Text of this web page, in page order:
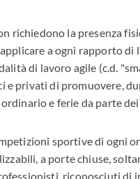
richiedono la presenza
a ogni rapporto
di lavoro agile (c.d.
e privati di promuovere,
e ferie da parte
sportive di ogni
a porte chiuse,
riconosciuti di